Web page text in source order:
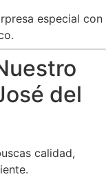
especial con
del
calidad,